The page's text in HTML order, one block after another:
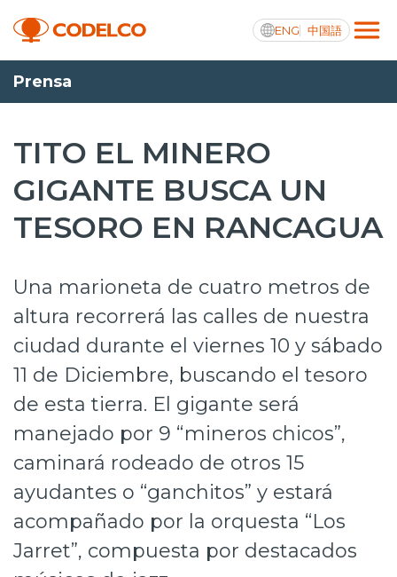
ENG 中国語
Transparencia activa
Nosotros
Operaciones
Sustentabilidad
Innovación
Inversionistas
Trabaja en Codelco
Transparencia activa
Canales de denuncia
Proveedores
Prensa
TITO EL MINERO
GIGANTE BUSCA UN
TESORO EN RANCAGUA
Una marioneta de cuatro metros de
altura recorrerá las calles de nuestra
ciudad durante el viernes 10 y sábado
11 de Diciembre, buscando el tesoro
de esta tierra. El gigante será
manejado por 9 “mineros chicos”,
caminará rodeado de otros 15
ayudantes o “ganchitos” y estará
acompañado por la orquesta “Los
Jarret”, compuesta por destacados